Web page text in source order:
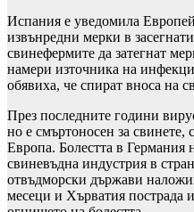
Испания е уведомила
извънредни мерки в
свинефермите да затегнат
намери източника на
обявиха, че спират вноса на
През последните години
но е смъртоносен за свинете,
Европа. Болестта в Германия
свиневъдна индустрия в
отвъдморски държави
месеци и Хърватия пострада